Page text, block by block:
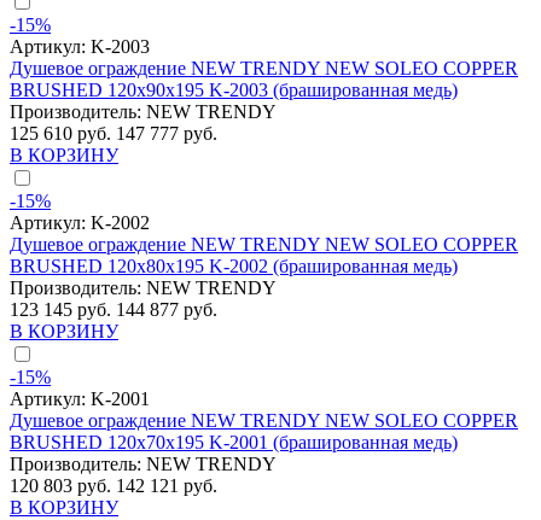
-15%
Артикул: K-2003
Душевое ограждение NEW TRENDY NEW SOLEO COPPER
BRUSHED 120x90x195 K-2003 (брашированная медь)
Производитель: NEW TRENDY
125 610 руб. 147 777 руб.
В КОРЗИНУ
-15%
Артикул: K-2002
Душевое ограждение NEW TRENDY NEW SOLEO COPPER
BRUSHED 120x80x195 K-2002 (брашированная медь)
Производитель: NEW TRENDY
123 145 руб. 144 877 руб.
В КОРЗИНУ
-15%
Артикул: K-2001
Душевое ограждение NEW TRENDY NEW SOLEO COPPER
BRUSHED 120x70x195 K-2001 (брашированная медь)
Производитель: NEW TRENDY
120 803 руб. 142 121 руб.
В КОРЗИНУ